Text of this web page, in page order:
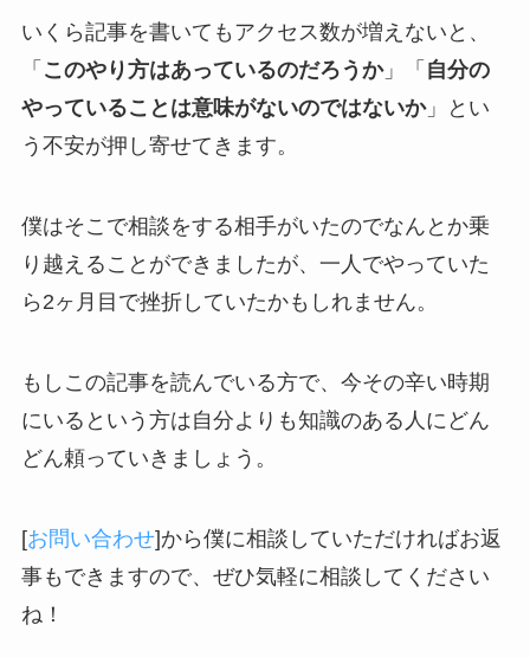
いくら記事を書いてもアクセス数が増えないと、
「 このやり方はあっているのだろうか」「 自分の
やっていることは意味がないのではないか」とい
う不安が押し寄せてきます。
僕はそこで相談をする相手がいたのでなんとか乗
り越えることができましたが、一人でやっていた
ら2ヶ月目で挫折していたかもしれません。
もしこの記事を読んでいる方で、今その辛い時期
にいるという方は自分よりも知識のある人にどん
どん頼っていきましょう。
[お問い合わせ]から僕に相談していただければお返
事もできますので、ぜひ気軽に相談してください
ね！